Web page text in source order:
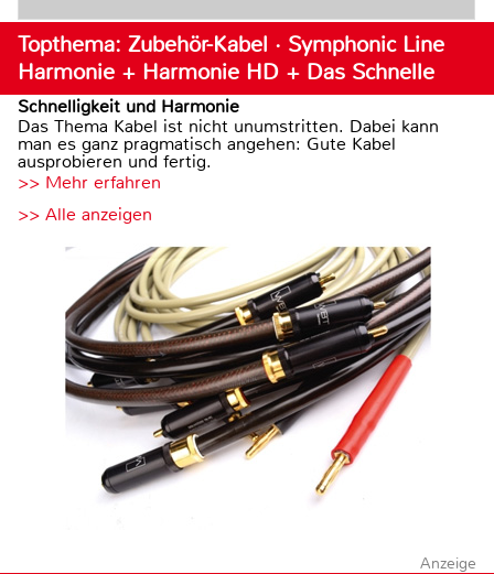
Topthema: Zubehör-Kabel · Symphonic Line
Harmonie + Harmonie HD + Das Schnelle
Schnelligkeit und Harmonie
Das Thema Kabel ist nicht unumstritten. Dabei kann
man es ganz pragmatisch angehen: Gute Kabel
ausprobieren und fertig.
>> Mehr erfahren
>> Alle anzeigen
Anzeige